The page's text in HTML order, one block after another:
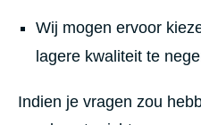
Wij mogen ervoor
lagere kwaliteit te
Indien je vragen zou